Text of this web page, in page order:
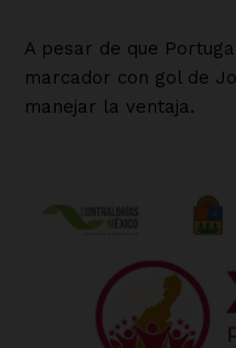
A pesar de que
marcador con gol de
manejar la ventaja.